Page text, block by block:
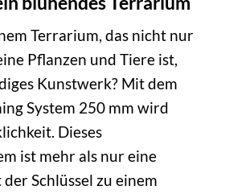
Terrarium, das nicht nur
Pflanzen und Tiere ist,
Kunstwerk? Mit dem
System 250 mm wird
Dieses
ist mehr als nur eine
Schlüssel zu einem